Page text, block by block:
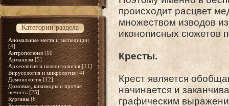
Категории раздела
Аномальные места и экспедиции
[4]
Антропогенез [10]
Арманизм [5]
Археология и палеонтология [11]
Вирусология и микрология [4]
Демонология [12]
Домовые, кикиморы и прочая
нечисть [25]
Курганы [6]
происходит расцвет
множеством изводов
иконописных сюжетов
Кресты.
Крест является
начинается и
графическим